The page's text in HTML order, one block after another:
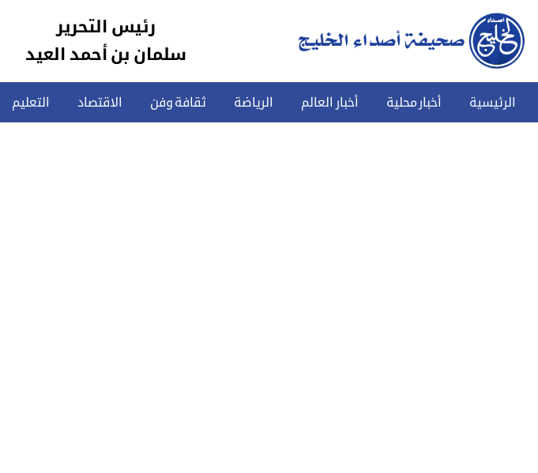
رئيس التحرير
سلمان بن أحمد العيد
الرئيسية أخبار محلية أخبار العالم الرياضة ثقافة وفن الاقتصاد التعليم